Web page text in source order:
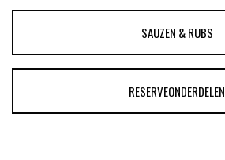
SAUZEN & RUBS
RESERVEONDERDELEN